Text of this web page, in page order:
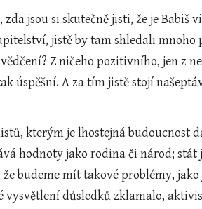
jsou si skutečně jisti, že je Babiš
jistě by tam shledali
Z ničeho pozitivního, jen z
úspěšní. A za tím jistě stojí
kterým je lhostejná budoucnost
hodnoty jako rodina či národ;
budeme mít takové problémy,
vysvětlení důsledků zklamalo,